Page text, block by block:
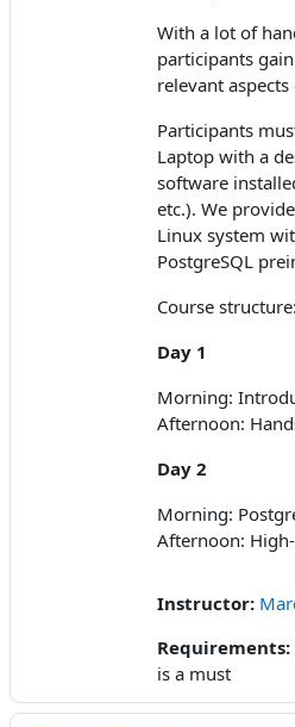
With a lot of
participants
relevant aspects
Participants
Laptop with a
software
etc.). We
Linux system
PostgreSQL
Course structure:
Day 1
Morning:
Afternoon:
Day 2
Morning:
Afternoon:
Instructor:
Requirements:
is a must